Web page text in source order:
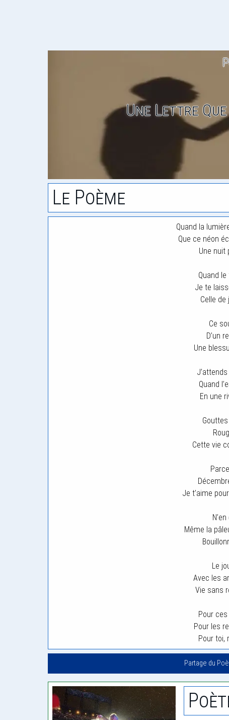
Une Lettre Que
Le Poème
Quand la
Que ce néon
Une nuit
Quand
Je te
Celle
Ce
D’un
Une
Quand
En une
Cette vie
Je t’aime
Même la
Le
Avec les
Vie sans
Pour
Pour les
Pour toi,
Partage du